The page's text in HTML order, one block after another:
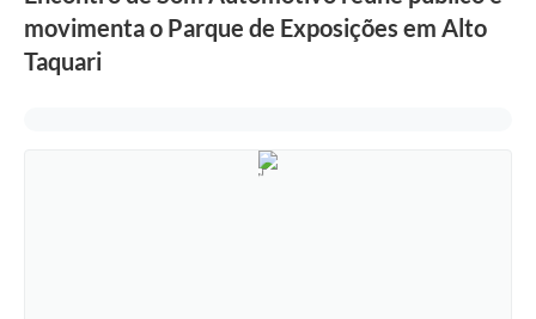
movimenta o Parque de Exposições em Alto
Taquari